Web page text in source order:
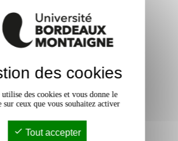
Oui
Non
des cookies
utilise des cookies et vous donne le
sur ceux que vous souhaitez activer
Tout accepter